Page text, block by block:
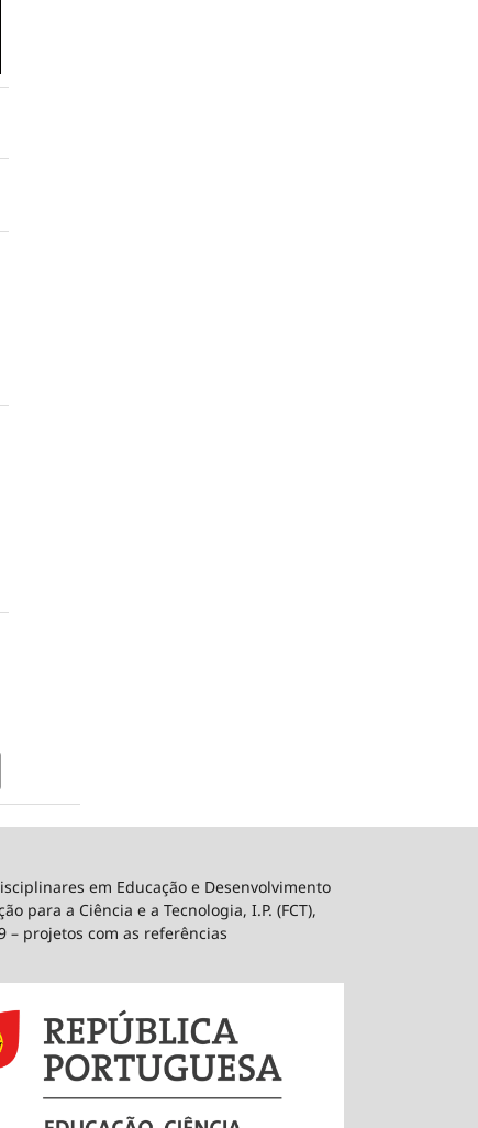
em Educação e Desenvolvimento
para a Ciência e a Tecnologia, I.P. (FCT),
– projetos com as referências